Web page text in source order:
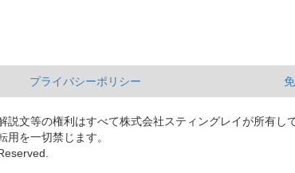
プライバシーポリシー
説文等の権利はすべて株式会社スティングレイが所有し
を一切禁じます。